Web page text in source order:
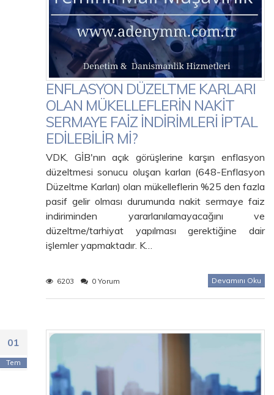
ENFLASYON DÜZELTME KARLARI
OLAN MÜKELLEFLERİN NAKİT
SERMAYE FAİZ İNDİRİMLERİ İPTAL
EDİLEBİLİR Mİ?
VDK, GİB'nın açık görüşlerine karşın enflasyon
düzeltmesi sonucu oluşan karları (648-Enflasyon
Düzeltme Karları) olan mükelleflerin %25 den fazla
pasif gelir olması durumunda nakit sermaye faiz
indiriminden yararlanılamayacağını ve
düzeltme/tarhiyat yapılması gerektiğine dair
işlemler yapmaktadır. K…
6203 0 Yorum Devamını Oku
01
Tem